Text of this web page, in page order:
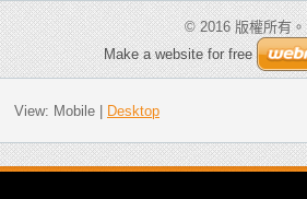
© 2016 版權所有。
Make a website for free
View: Mobile| Desktop